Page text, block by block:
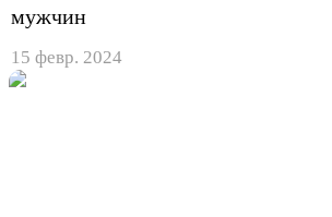
мужчин
15 февр. 2024